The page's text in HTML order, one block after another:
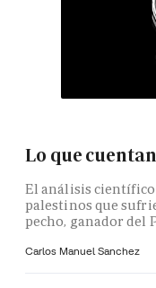
Lo que
El análisis científico
palestinos que
pecho, ganador del
Carlos Manuel Sanchez